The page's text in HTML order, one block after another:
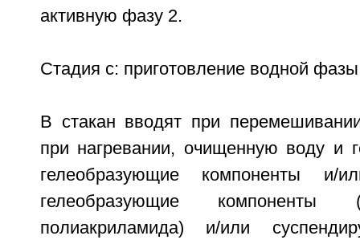
активную фазу 2.
Стадия с: приготовление водной
В стакан вводят при
при нагревании, очищенную воду и
гелеобразующие компоненты и/
гелеобразующие компоненты
полиакриламида) и/или